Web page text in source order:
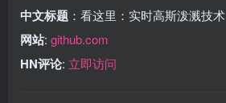
中文标题 ：看这里：实时高斯泼溅技术
网站: github.com
HN评论: 立即访问